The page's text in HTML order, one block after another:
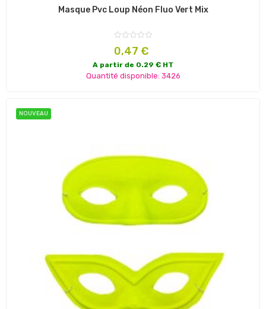
Masque Pvc Loup Néon Fluo Vert Mix
Prix
0,47 €
A partir de 0.29 € HT
Quantité disponible: 3426
NOUVEAU